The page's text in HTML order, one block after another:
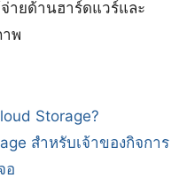
ายด้านฮาร์ดแวร์และ
พ
Storage?
สำหรับเจ้าของกิจการ
อ